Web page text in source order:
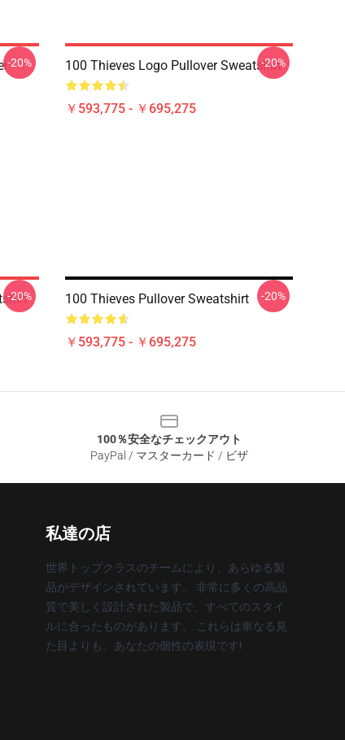
-20% 100 Thieves Logo Pullover Sweatshirt
￥593,775 - ￥695,275
-20%
-20% 100 Thieves Pullover Sweatshirt
￥593,775 - ￥695,275
-20%
100％安全なチェックアウト
PayPal / マスターカード / ビザ
私達の店
世界トップクラスのチームにより、あらゆる製
品がデザインされています。 非常に多くの高品
質で美しく設計された製品で、すべてのスタイ
ルに合ったものがあります。 これらは単なる見
た目よりも、あなたの個性の表現です!